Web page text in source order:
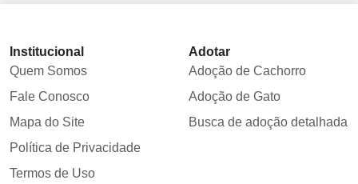
Institucional
Quem Somos
Fale Conosco
Mapa do Site
Política de Privacidade
Termos de Uso
Adotar
Adoção de Cachorro
Adoção de Gato
Busca de adoção detalhada